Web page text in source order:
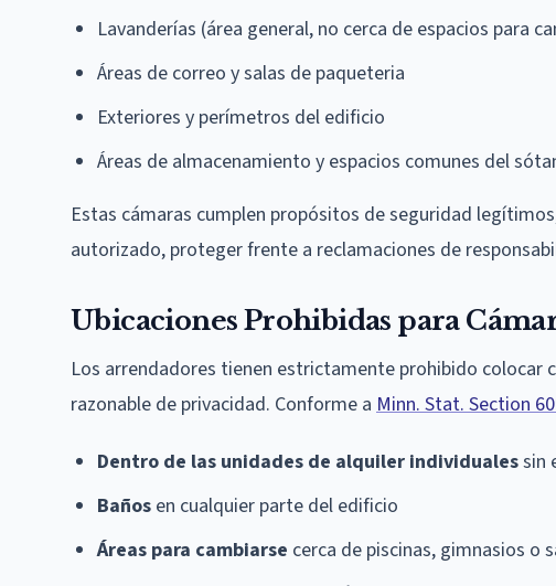
Lavanderías (área general, no cerca de espacios para
Áreas de correo y salas de paqueteria
Exteriores y perímetros del edificio
Áreas de almacenamiento y espacios comunes del
Estas cámaras cumplen propósitos de seguridad
autorizado, proteger frente a reclamaciones de
Ubicaciones Prohibidas para
Los arrendadores tienen estrictamente prohibido colocar
razonable de privacidad. Conforme a Minn. Stat. Section
Dentro de las unidades de alquiler individualessin
Baños en cualquier parte del edificio
Áreas para cambiarse cerca de piscinas, gimnasios o